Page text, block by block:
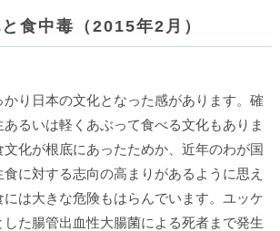
食中毒（2015年2月）
り日本の文化となった感があります。確
るいは軽くあぶって食べる文化もありま
文化が根底にあったためか、近年のわが国
に対する志向の高まりがあるように思え
には大きな危険もはらんでいます。ユッケ
た腸管出血性大腸菌による死者まで発生